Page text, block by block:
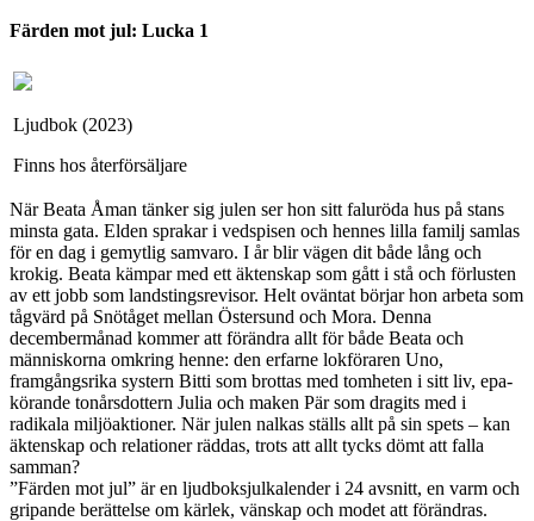
Färden mot jul: Lucka 1
Ljudbok (2023)
Finns hos återförsäljare
När Beata Åman tänker sig julen ser hon sitt faluröda hus på stans
minsta gata. Elden sprakar i vedspisen och hennes lilla familj samlas
för en dag i gemytlig samvaro. I år blir vägen dit både lång och
krokig. Beata kämpar med ett äktenskap som gått i stå och förlusten
av ett jobb som landstingsrevisor. Helt oväntat börjar hon arbeta som
tågvärd på Snötåget mellan Östersund och Mora. Denna
decembermånad kommer att förändra allt för både Beata och
människorna omkring henne: den erfarne lokföraren Uno,
framgångsrika systern Bitti som brottas med tomheten i sitt liv, epa-
körande tonårsdottern Julia och maken Pär som dragits med i
radikala miljöaktioner. När julen nalkas ställs allt på sin spets – kan
äktenskap och relationer räddas, trots att allt tycks dömt att falla
samman?
”Färden mot jul” är en ljudboksjulkalender i 24 avsnitt, en varm och
gripande berättelse om kärlek, vänskap och modet att förändras.